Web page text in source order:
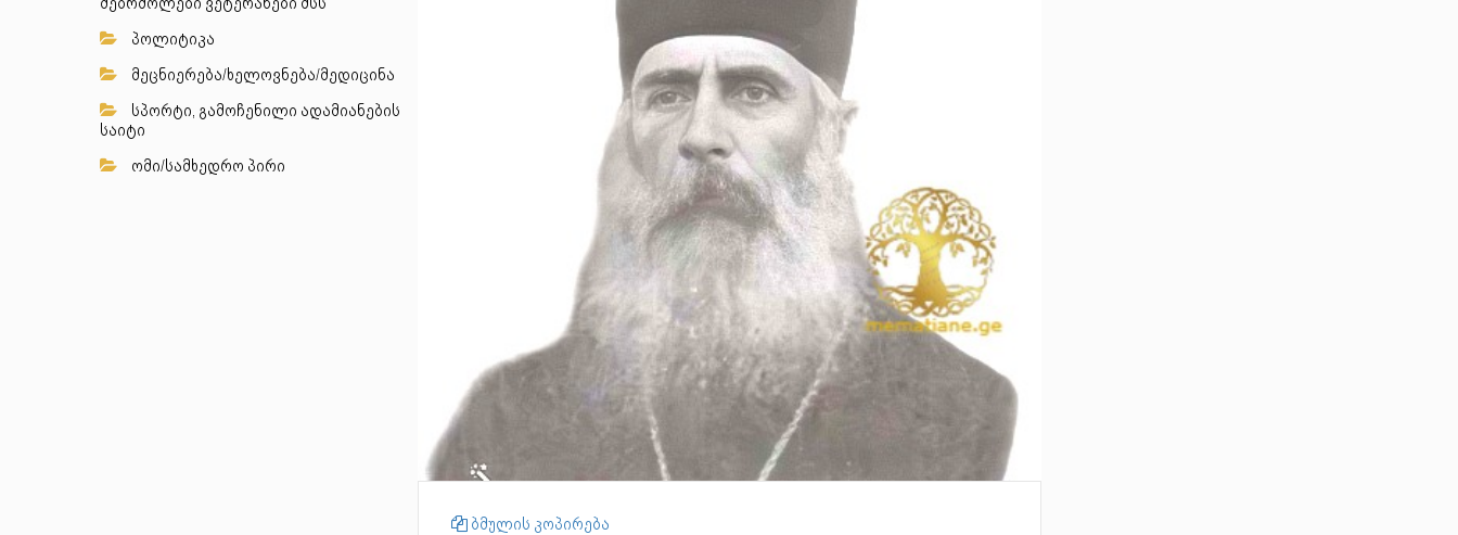
პოლიტიკა
მეცნიერება/ხელოვნება/მედიცინა
სპორტი, გამოჩენილი ადამიანების
საიტი
ომი/სამხედრო პირი
ბმულის კოპირება